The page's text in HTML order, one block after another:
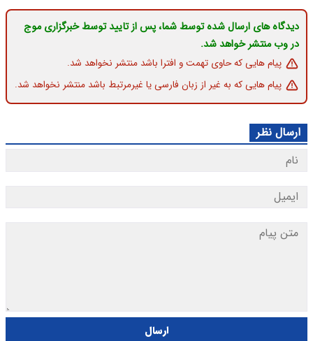
دیدگاه های ارسال شده توسط شما، پس از تایید توسط خبرگزاری موج
در وب منتشر خواهد شد.
پیام هایی که حاوی تهمت و افترا باشد منتشر نخواهد شد.
پیام هایی که به غیر از زبان فارسی یا غیرمرتبط باشد منتشر نخواهد شد.
ارسال نظر
ارسال